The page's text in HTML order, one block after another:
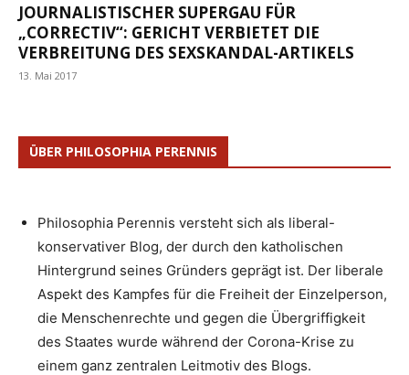
JOURNALISTISCHER SUPERGAU FÜR
„CORRECTIV“: GERICHT VERBIETET DIE
VERBREITUNG DES SEXSKANDAL-ARTIKELS
13. Mai 2017
ÜBER PHILOSOPHIA PERENNIS
Philosophia Perennis versteht sich als liberal-
konservativer Blog, der durch den katholischen
Hintergrund seines Gründers geprägt ist. Der liberale
Aspekt des Kampfes für die Freiheit der Einzelperson,
die Menschenrechte und gegen die Übergriffigkeit
des Staates wurde während der Corona-Krise zu
einem ganz zentralen Leitmotiv des Blogs.